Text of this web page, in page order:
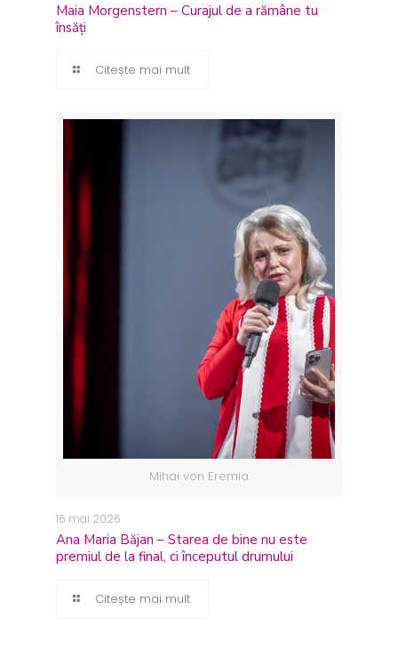
Maia Morgenstern – Curajul de a rămâne tu
însăți
Citește mai mult
Mihai von Eremia
16 mai 2026
Ana Maria Băjan – Starea de bine nu este
premiul de la final, ci începutul drumului
Citește mai mult